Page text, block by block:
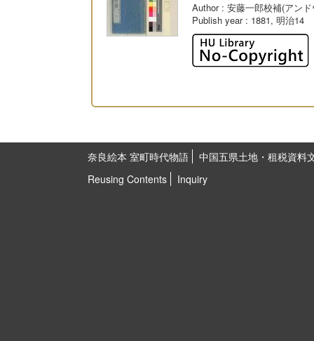
Author: 安藤一郎校補(アン
Publish year: 1881, 明治14
奈良絵本 室町時代物語
中国五県土地・租税資料
Reusing Contents
Inquiry